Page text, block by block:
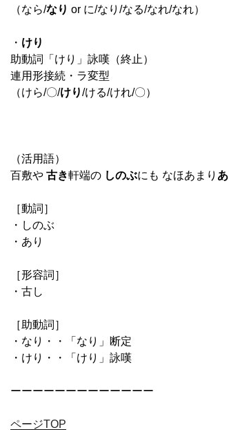
（なら/なり or に/なり/なる/なれ/なれ）
・ けり
助動詞「けり」詠嘆（終止）
連用形接続・ラ変型
（けら/〇/けり/ける/けれ/〇）
（活用語）
百敷や 古き軒端の しのぶにも なほあまり あ
［動詞］
・しのぶ
・あり
［形容詞］
・古し
［助動詞］
・なり・・「なり」断定
・けり・・「けり」詠嘆
ーーーーーーーーーーーーー
ページTOP